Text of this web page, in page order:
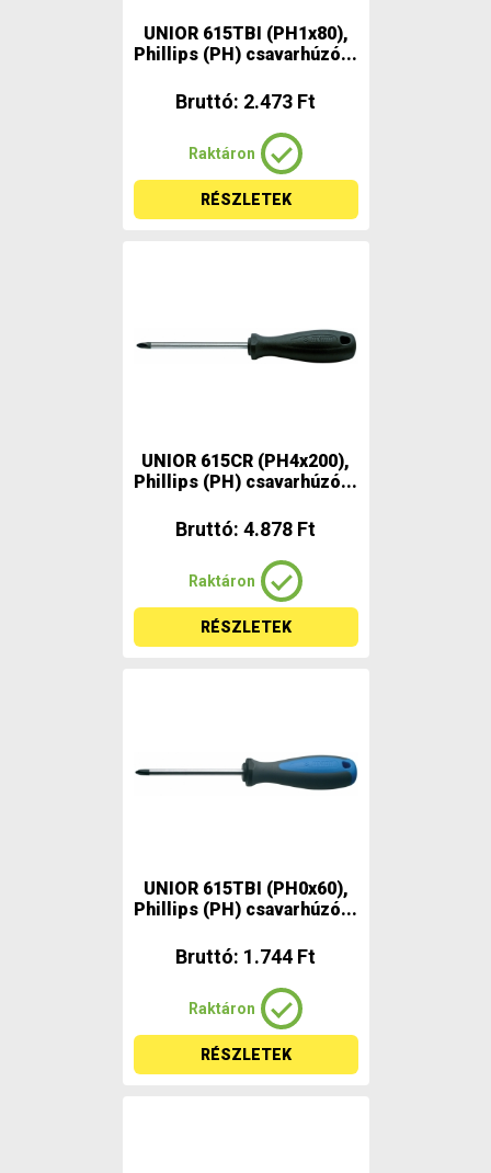
UNIOR 615TBI (PH1x80),
Phillips (PH) csavarhúzó...
Bruttó: 2.473 Ft
Raktáron
RÉSZLETEK
UNIOR 615CR (PH4x200),
Phillips (PH) csavarhúzó...
Bruttó: 4.878 Ft
Raktáron
RÉSZLETEK
UNIOR 615TBI (PH0x60),
Phillips (PH) csavarhúzó...
Bruttó: 1.744 Ft
Raktáron
RÉSZLETEK